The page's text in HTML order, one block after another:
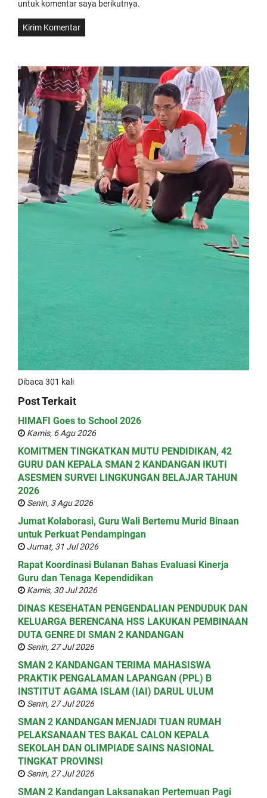
untuk komentar saya berikutnya.
Dibaca 301 kali
Post Terkait
HIMAFI Goes to School 2026
Kamis, 6 Agu 2026
KOMITMEN TINGKATKAN MUTU PENDIDIKAN, 42
GURU DAN KEPALA SMAN 2 KANDANGAN IKUTI
ASESMEN SURVEI LINGKUNGAN BELAJAR TAHUN
2026
Senin, 3 Agu 2026
Jumat Kolaborasi, Guru Wali Bertemu Murid Binaan
untuk Perkuat Pendampingan
Jumat, 31 Jul 2026
Rapat Koordinasi Bulanan Bahas Evaluasi Kinerja
Guru dan Tenaga Kependidikan
Kamis, 30 Jul 2026
DINAS KESEHATAN PENGENDALIAN PENDUDUK DAN
KELUARGA BERENCANA HSS LAKUKAN PEMBINAAN
DUTA GENRE DI SMAN 2 KANDANGAN
Senin, 27 Jul 2026
SMAN 2 KANDANGAN TERIMA MAHASISWA
PRAKTIK PENGALAMAN LAPANGAN (PPL) B
INSTITUT AGAMA ISLAM (IAI) DARUL ULUM
Senin, 27 Jul 2026
SMAN 2 KANDANGAN MENJADI TUAN RUMAH
PELAKSANAAN TES BAKAL CALON KEPALA
SEKOLAH DAN OLIMPIADE SAINS NASIONAL
TINGKAT PROVINSI
Senin, 27 Jul 2026
SMAN 2 Kandangan Laksanakan Pertemuan Pagi